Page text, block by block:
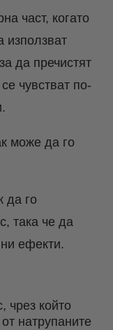
част, когато
използват
да пречистят
чувстват по-
може да го
да го
така че да
ефекти.
чрез който
натрупаните